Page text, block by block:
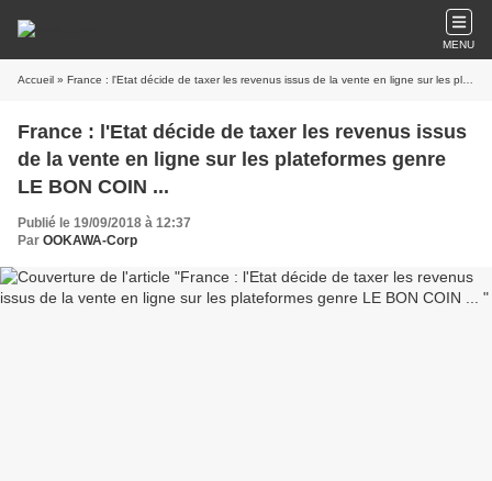
MENU
Accueil » France : l'Etat décide de taxer les revenus issus de la vente en ligne sur les plateformes genre LE BON COIN ...
France : l'Etat décide de taxer les revenus issus
de la vente en ligne sur les plateformes genre
LE BON COIN ...
Publié le 19/09/2018 à 12:37
Par OOKAWA-Corp